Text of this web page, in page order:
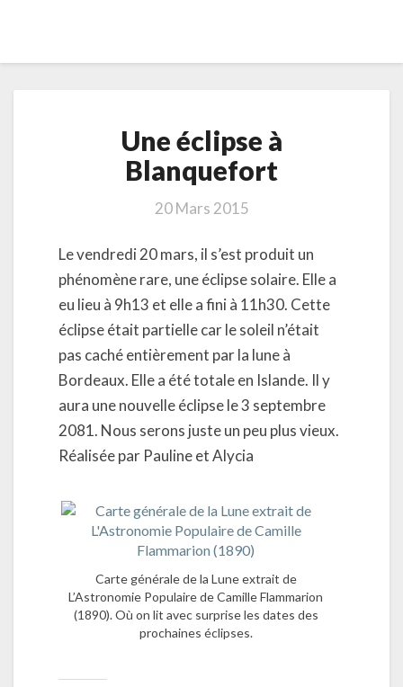
éclipse
à
Blanquefort
Une éclipse à
Blanquefort
20 Mars 2015
Le vendredi 20 mars, il s’est produit un
phénomène rare, une éclipse solaire. Elle a
eu lieu à 9h13 et elle a fini à 11h30. Cette
éclipse était partielle car le soleil n’était
pas caché entièrement par la lune à
Bordeaux. Elle a été totale en Islande. Il y
aura une nouvelle éclipse le 3 septembre
2081. Nous serons juste un peu plus vieux.
Réalisée par Pauline et Alycia
Carte générale de la Lune extrait de
L’Astronomie Populaire de Camille Flammarion
(1890). Où on lit avec surprise les dates des
prochaines éclipses.